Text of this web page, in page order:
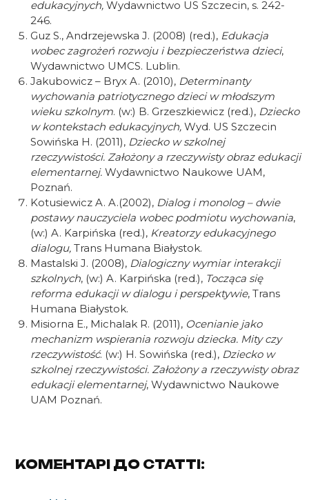
edukacyjnych, Wydawnictwo US Szczecin, s. 242-
246.
Guz S., Andrzejewska J. (2008) (red.), Edukacja
wobec zagrożeń rozwoju i bezpieczeństwa dzieci,
Wydawnictwo UMCS. Lublin.
Jakubowicz – Bryx A. (2010), Determinanty
wychowania patriotycznego dzieci w młodszym
wieku szkolnym. (w:) B. Grzeszkiewicz (red.), Dziecko
w kontekstach edukacyjnych, Wyd. US Szczecin
Sowińska H. (2011), Dziecko w szkolnej
rzeczywistości. Założony a rzeczywisty obraz edukacji
elementarnej. Wydawnictwo Naukowe UAM,
Poznań.
Kotusiewicz A. A.(2002), Dialog i monolog – dwie
postawy nauczyciela wobec podmiotu wychowania,
(w:) A. Karpińska (red.), Kreatorzy edukacyjnego
dialogu, Trans Humana Białystok.
Mastalski J. (2008), Dialogiczny wymiar interakcji
szkolnych, (w:) A. Karpińska (red.), Tocząca się
reforma edukacji w dialogu i perspektywie, Trans
Humana Białystok.
Misiorna E., Michalak R. (2011), Ocenianie jako
mechanizm wspierania rozwoju dziecka. Mity czy
rzeczywistość. (w:) H. Sowińska (red.), Dziecko w
szkolnej rzeczywistości. Założony a rzeczywisty obraz
edukacji elementarnej, Wydawnictwo Naukowe
UAM Poznań.
КОМЕНТАРІ ДО СТАТТІ: